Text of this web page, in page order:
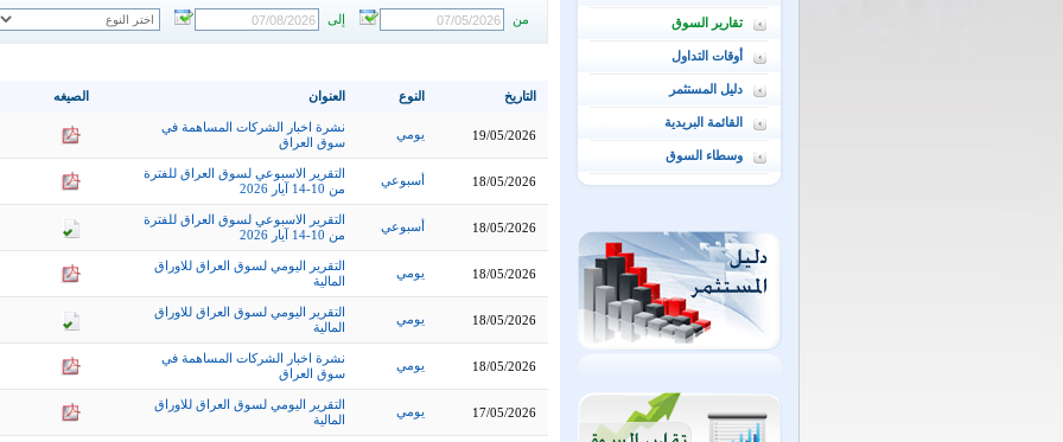
تقارير السوق
أوقات التداول
دليل المستثمر
القائمة البريدية
وسطاء السوق
من إلى
الصيغه العنوان النوع التاريخ
نشرة اخبار الشركات المساهمة في
سوق العراق
يومي 19/05/2026
التقرير الاسبوعي لسوق العراق للفترة
من 10-14 آيار 2026
أسبوعي 18/05/2026
التقرير الاسبوعي لسوق العراق للفترة
من 10-14 آيار 2026
أسبوعي 18/05/2026
التقرير اليومي لسوق العراق للاوراق
المالية
يومي 18/05/2026
التقرير اليومي لسوق العراق للاوراق
المالية
يومي 18/05/2026
نشرة اخبار الشركات المساهمة في
سوق العراق
يومي 18/05/2026
التقرير اليومي لسوق العراق للاوراق
المالية
يومي 17/05/2026